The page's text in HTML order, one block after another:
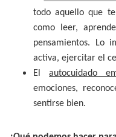
todo aquello que
como leer,
pensamientos. Lo
activa, ejercitar el
Elautocuidado
emociones,
sentirse bien.